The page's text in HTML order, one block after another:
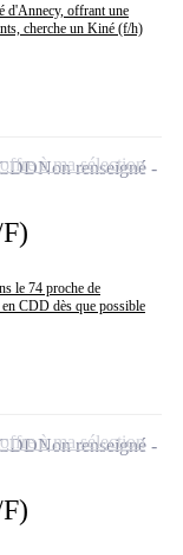
d'Annecy, offrant une
cherche un Kiné (f/h)
le 74 proche de
CDD dès que possible
Non renseigné
à ma sélection
Non renseigné
à ma sélection